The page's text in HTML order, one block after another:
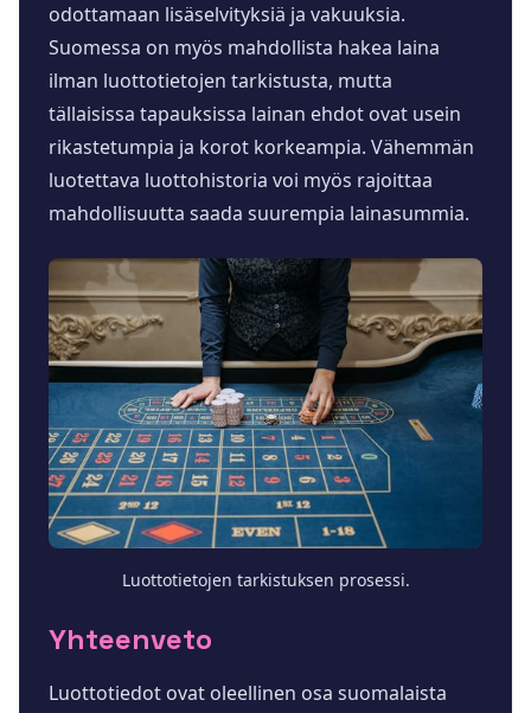
odottamaan lisäselvityksiä ja vakuuksia.
Suomessa on myös mahdollista hakea laina
ilman luottotietojen tarkistusta, mutta
tällaisissa tapauksissa lainan ehdot ovat usein
rikastetumpia ja korot korkeampia. Vähemmän
luotettava luottohistoria voi myös rajoittaa
mahdollisuutta saada suurempia lainasummia.
Luottotietojen tarkistuksen prosessi.
Yhteenveto
Luottotiedot ovat oleellinen osa suomalaista